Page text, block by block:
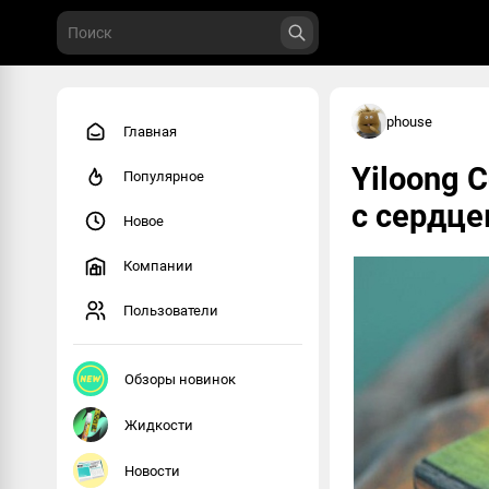
Главная
Популярное
Новое
Компании
Пользователи
Обзоры новинок
Жидкости
Новости
phouse
Yiloong
с